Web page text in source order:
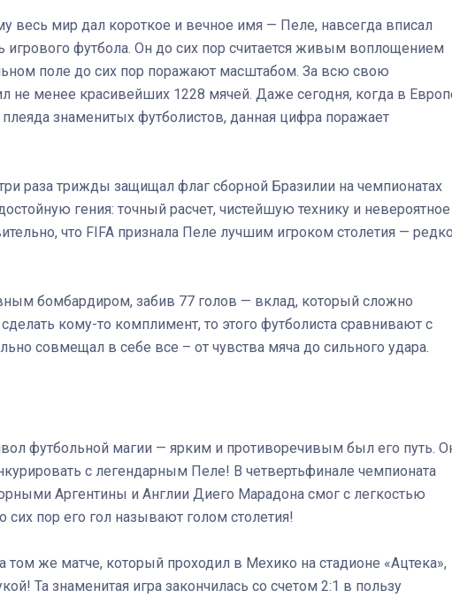
весь мир дал короткое и вечное имя — Пеле, навсегда вписал
игрового футбола. Он до сих пор считается живым воплощением
поле до сих пор поражают масштабом. За всю свою
не менее красивейших 1228 мячей. Даже сегодня, когда в
знаменитых футболистов, данная цифра поражает
раза трижды защищал флаг сборной Бразилии на чемпионатах
гения: точный расчет, чистейшую технику и невероятное
что FIFA признала Пеле лучшим игроком столетия —
бомбардиром, забив 77 голов — вклад, который сложно
кому-то комплимент, то этого футболиста сравнивают с
совмещал в себе все – от чувства мяча до сильного удара.
футбольной магии — ярким и противоречивым был его путь.
с легендарным Пеле! В четвертьфинале чемпионата
Аргентины и Англии Диего Марадона смог с легкостью
пор его гол называют голом столетия!
том же матче, который проходил в Мехико на стадионе «Ацтека»,
Та знаменитая игра закончилась со счетом 2:1 в пользу
мечту